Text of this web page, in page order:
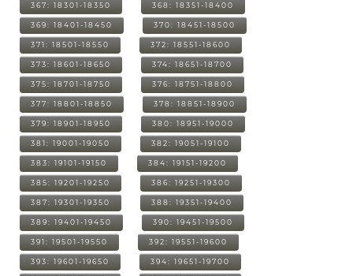
367: 18301-18350 368: 18351-18400
369: 18401-18450 370: 18451-18500
371: 18501-18550 372: 18551-18600
373: 18601-18650 374: 18651-18700
375: 18701-18750 376: 18751-18800
377: 18801-18850 378: 18851-18900
379: 18901-18950 380: 18951-19000
381: 19001-19050 382: 19051-19100
383: 19101-19150 384: 19151-19200
385: 19201-19250 386: 19251-19300
387: 19301-19350 388: 19351-19400
389: 19401-19450 390: 19451-19500
391: 19501-19550 392: 19551-19600
393: 19601-19650 394: 19651-19700